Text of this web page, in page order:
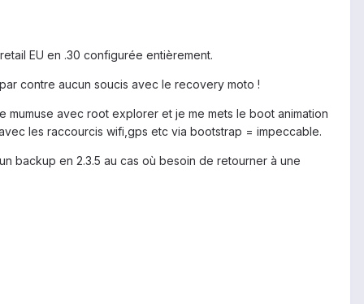
EU en .30 configurée entièrement.
contre aucun soucis avec le recovery moto !
mumuse avec root explorer et je me mets le boot animation
les raccourcis wifi,gps etc via bootstrap = impeccable.
backup en 2.3.5 au cas où besoin de retourner à une